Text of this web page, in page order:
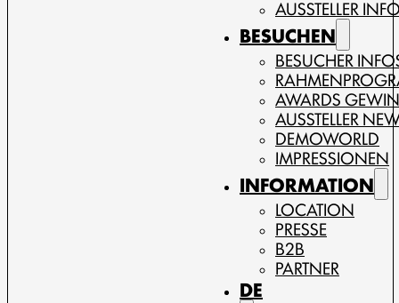
AUSSTELLER
BESUCHEN
BESUCHER
AWARDS
AUSSTELLER
DEMOWORLD
IMPRESSIONEN
INFORMATION
LOCATION
PRESSE
B2B
PARTNER
DE